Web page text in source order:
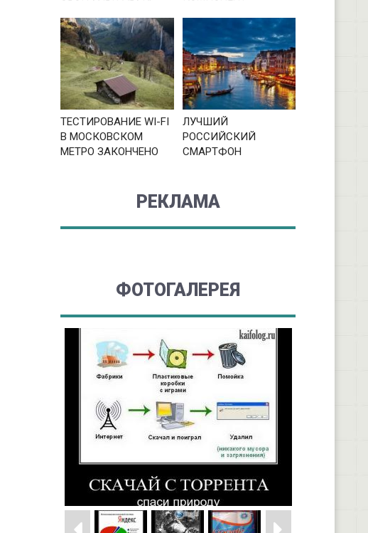
ТЕСТИРОВАНИЕ WI-FI
В МОСКОВСКОМ
МЕТРО ЗАКОНЧЕНО
ЛУЧШИЙ
РОССИЙСКИЙ
СМАРТФОН
РЕКЛАМА
ФОТОГАЛЕРЕЯ